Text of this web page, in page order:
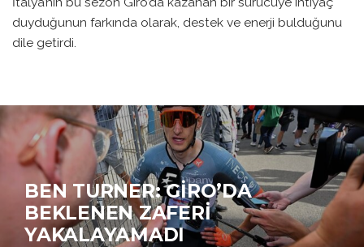
duyduğunun farkında olarak, destek ve enerji bulduğunu
dile getirdi.
BEN TURNER: GIRO’DA
BEKLENEN ZAFERI
YAKALAYAMADI